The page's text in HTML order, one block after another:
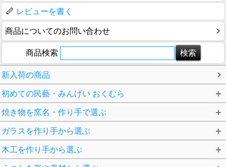
レビューを書く
商品についてのお問い合わせ
商品検索
新入荷の商品
初めての民藝・みんげい おくむら
焼き物を窯名・作り手で選ぶ
ガラスを作り手から選ぶ
木工を作り手から選ぶ